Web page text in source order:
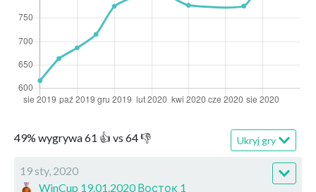
49% wygrywa61 👍 vs 64👎 Ukryj gry
19 sty, 2020
WinCup 19.01.2020 Восток 1